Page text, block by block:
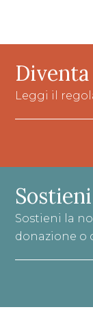
Leggi il
Sostieni la
donazione o